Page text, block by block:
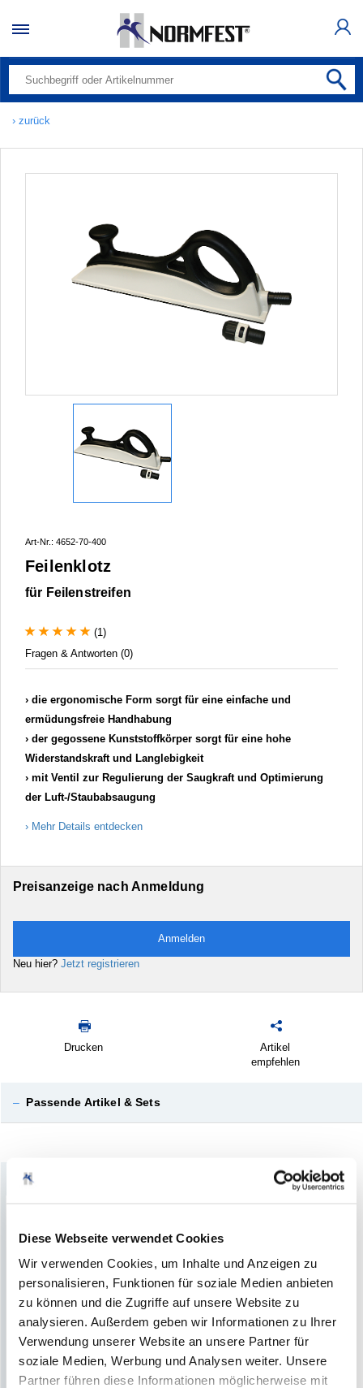
Diese Webseite verwendet Cookies
Wir verwenden Cookies, um Inhalte und Anzeigen zu
personalisieren, Funktionen für soziale Medien anbieten
zu können und die Zugriffe auf unsere Website zu
analysieren. Außerdem geben wir Informationen zu Ihrer
Verwendung unserer Website an unsere Partner für
soziale Medien, Werbung und Analysen weiter. Unsere
Partner führen diese Informationen möglicherweise mit
› zurück
Art-Nr.: 4652-70-400
Feilenklotz
für Feilenstreifen
(1)
Fragen & Antworten (0)
die ergonomische Form sorgt für eine einfache und
ermüdungsfreie Handhabung
der gegossene Kunststoffkörper sorgt für eine hohe
Widerstandskraft und Langlebigkeit
mit Ventil zur Regulierung der Saugkraft und Optimierung
der Luft-/Staubabsaugung
Mehr Details entdecken
Preisanzeige nach Anmeldung
Anmelden
Neu hier? Jetzt registrieren
Drucken
Artikel
empfehlen
– Passende Artikel & Sets
Aktuelles Produkt
Feilenklotz
(1)
+
(2)